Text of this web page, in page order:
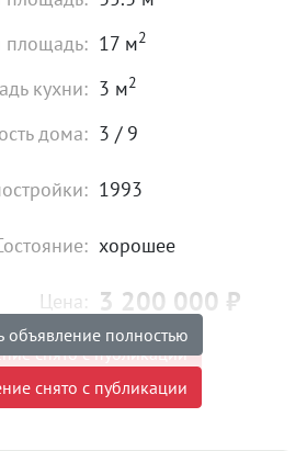
17 м2
кухни: 3 м2
дома: 3 / 9
1993
хорошее
Цена: 3 200 000 ₽
снято с публикации
изолированы.
объявление полностью
снято с публикации